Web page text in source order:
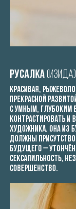
Русалка(Изида)
красивая,
прекрасной
с умным, глубоким
контрастировать и
художника. Она из
должны
будущего –
сексапильность,
совершенство.